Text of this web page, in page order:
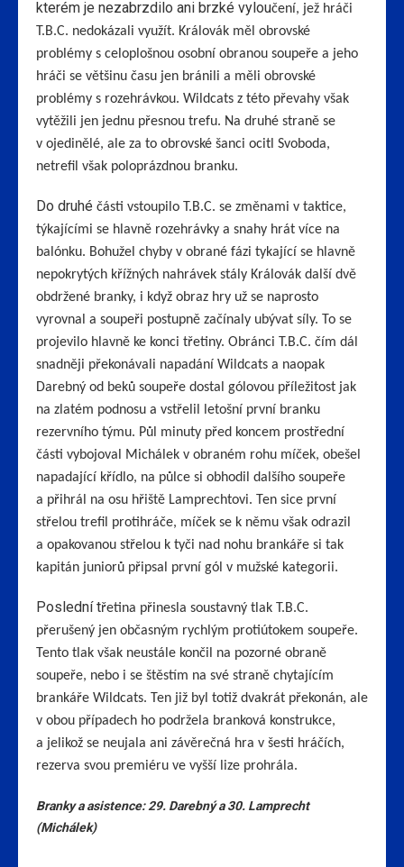
kterém je nezabrzdilo ani brzké vyloučení, jež hráči
T.B.C. nedokázali využít. Královák měl obrovské
problémy s celoplošnou osobní obranou soupeře a jeho
hráči se většinu času jen bránili a měli obrovské
problémy s rozehrávkou. Wildcats z této převahy však
vytěžili jen jednu přesnou trefu. Na druhé straně se
v ojedinělé, ale za to obrovské šanci ocitl Svoboda,
netrefil však poloprázdnou branku.
Do druhé části vstoupilo T.B.C. se změnami v taktice,
týkajícími se hlavně rozehrávky a snahy hrát více na
balónku. Bohužel chyby v obrané fázi tykající se hlavně
nepokrytých křížných nahrávek stály Královák další dvě
obdržené branky, i když obraz hry už se naprosto
vyrovnal a soupeři postupně začínaly ubývat síly. To se
projevilo hlavně ke konci třetiny. Obránci T.B.C. čím dál
snadněji překonávali napadání Wildcats a naopak
Darebný od beků soupeře dostal gólovou příležitost jak
na zlatém podnosu a vstřelil letošní první branku
rezervního týmu. Půl minuty před koncem prostřední
části vybojoval Michálek v obraném rohu míček, obešel
napadající křídlo, na půlce si obhodil dalšího soupeře
a přihrál na osu hřiště Lamprechtovi. Ten sice první
střelou trefil protihráče, míček se k němu však odrazil
a opakovanou střelou k tyči nad nohu brankáře si tak
kapitán juniorů připsal první gól v mužské kategorii.
Poslední třetina přinesla soustavný tlak T.B.C.
přerušený jen občasným rychlým protiútokem soupeře.
Tento tlak však neustále končil na pozorné obraně
soupeře, nebo i se štěstím na své straně chytajícím
brankáře Wildcats. Ten již byl totiž dvakrát překonán, ale
v obou případech ho podržela branková konstrukce,
a jelikož se neujala ani závěrečná hra v šesti hráčích,
rezerva svou premiéru ve vyšší lize prohrála.
Branky a asistence: 29. Darebný a 30. Lamprecht
(Michálek)